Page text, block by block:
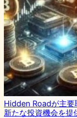
Hidden Roadが主
新たな投資機会を提